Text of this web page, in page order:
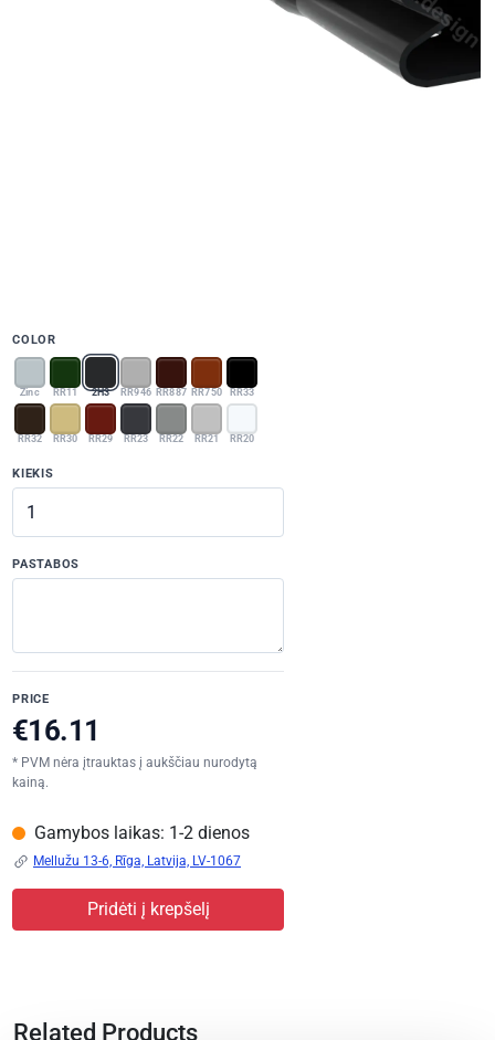
COLOR
Zinc RR11 2H3 RR946 RR887 RR750 RR33
RR32 RR30 RR29 RR23 RR22 RR21 RR20
KIEKIS
PASTABOS
PRICE
* PVM nėra įtrauktas į aukščiau nurodytą
kainą.
Gamybos laikas: 1-2 dienos
Mellužu 13-6, Rīga, Latvija, LV-1067
Pridėti į krepšelį
Related Products